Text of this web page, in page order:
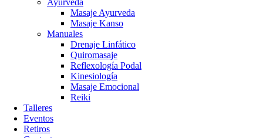
Ayurveda
Masaje Ayurveda
Masaje Kanso
Manuales
Drenaje Linfático
Quiromasaje
Reflexología Podal
Kinesiología
Masaje Emocional
Reiki
Talleres
Eventos
Retiros